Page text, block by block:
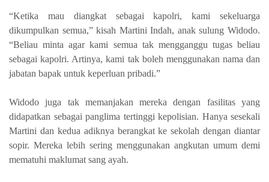
“Ketika mau diangkat sebagai kapolri, kami sekeluarga
dikumpulkan semua,” kisah Martini Indah, anak sulung Widodo.
“Beliau minta agar kami semua tak mengganggu tugas beliau
sebagai kapolri. Artinya, kami tak boleh menggunakan nama dan
jabatan bapak untuk keperluan pribadi.”
Widodo juga tak memanjakan mereka dengan fasilitas yang
didapatkan sebagai panglima tertinggi kepolisian. Hanya sesekali
Martini dan kedua adiknya berangkat ke sekolah dengan diantar
sopir. Mereka lebih sering menggunakan angkutan umum demi
mematuhi maklumat sang ayah.